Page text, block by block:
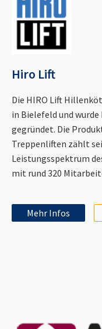
Hiro Lift
Die HIRO Lift
in Bielefeld und
gegründet. Die
Treppenliften zählt
Leistungsspektrum
mit rund 320
Mehr Infos